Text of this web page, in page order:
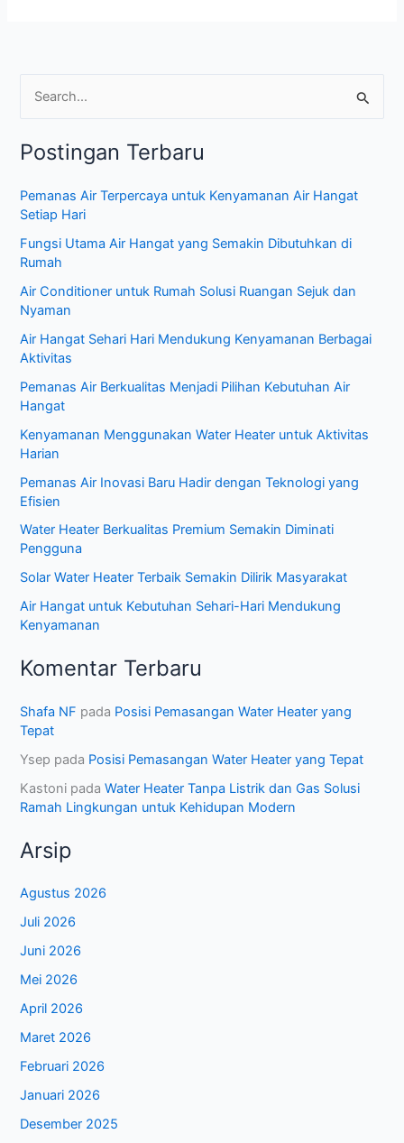
r
u
t
u
k
:
Postingan Terbaru
Pemanas Air Terpercaya untuk Kenyamanan Air Hangat
Setiap Hari
Fungsi Utama Air Hangat yang Semakin Dibutuhkan di
Rumah
Air Conditioner untuk Rumah Solusi Ruangan Sejuk dan
Nyaman
Air Hangat Sehari Hari Mendukung Kenyamanan Berbagai
Aktivitas
Pemanas Air Berkualitas Menjadi Pilihan Kebutuhan Air
Hangat
Kenyamanan Menggunakan Water Heater untuk Aktivitas
Harian
Pemanas Air Inovasi Baru Hadir dengan Teknologi yang
Efisien
Water Heater Berkualitas Premium Semakin Diminati
Pengguna
Solar Water Heater Terbaik Semakin Dilirik Masyarakat
Air Hangat untuk Kebutuhan Sehari-Hari Mendukung
Kenyamanan
Komentar Terbaru
Shafa NF pada Posisi Pemasangan Water Heater yang
Tepat
Ysep pada Posisi Pemasangan Water Heater yang Tepat
Kastoni padaWater Heater Tanpa Listrik dan Gas Solusi
Ramah Lingkungan untuk Kehidupan Modern
Arsip
Agustus 2026
Juli 2026
Juni 2026
Mei 2026
April 2026
Maret 2026
Februari 2026
Januari 2026
Desember 2025